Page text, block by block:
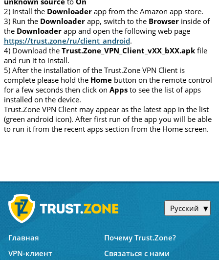
2) Install the Downloaderapp from the Amazon app store.
3) Run the Downloaderapp, switch to the Browserinside of
the Downloaderapp and open the following web page
https://trust.zone/ru/client_android.
4) Download the Trust.Zone_VPN_Client_vXX_bXX.apkfile
and run it to install.
5) After the installation of the Trust.Zone VPN Client is
complete please hold the Homebutton on the remote control
for a few seconds then click on Appsto see the list of apps
installed on the device.
Trust.Zone VPN Client may appear as the latest app in the list
(green android icon). After first run of the app you will be able
to run it from the recent apps section from the Home screen.
Русский
Главная
Почему Trust.Zone?
VPN-клиент
Связаться с нами